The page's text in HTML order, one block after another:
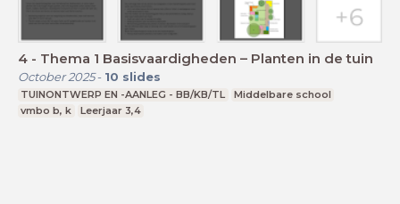
4 - Thema 1 Basisvaardigheden – Planten in de tuin
October 2025- 10 slides
TUINONTWERP EN -AANLEG - BB/KB/TL
Middelbare school
vmbo b, k
Leerjaar 3,4